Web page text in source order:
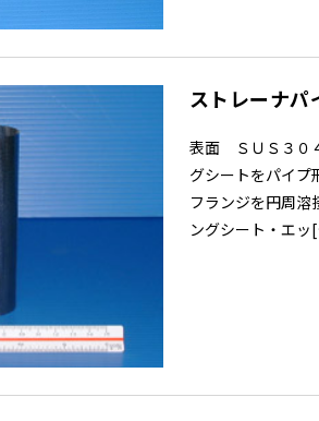
ストレーナ
表面 ＳＵＳ３
グシートをパイプ
フランジを円周溶
ングシート・エ